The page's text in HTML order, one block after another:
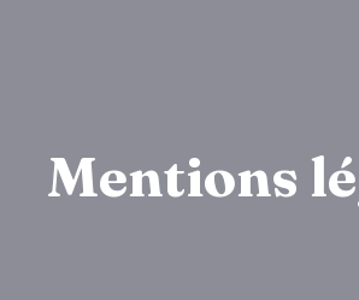
Mentions